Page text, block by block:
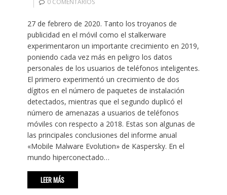
27 de febrero de 2020. Tanto los troyanos de
publicidad en el móvil como el stalkerware
experimentaron un importante crecimiento en 2019,
poniendo cada vez más en peligro los datos
personales de los usuarios de teléfonos inteligentes.
El primero experimentó un crecimiento de dos
dígitos en el número de paquetes de instalación
detectados, mientras que el segundo duplicó el
número de amenazas a usuarios de teléfonos
móviles con respecto a 2018. Estas son algunas de
las principales conclusiones del informe anual
«Mobile Malware Evolution» de Kaspersky. En el
mundo hiperconectado…
LEER MÁS